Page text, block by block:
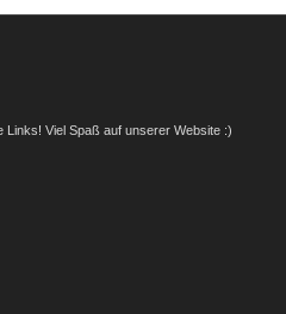
Links! Viel Spaß auf unserer Website :)